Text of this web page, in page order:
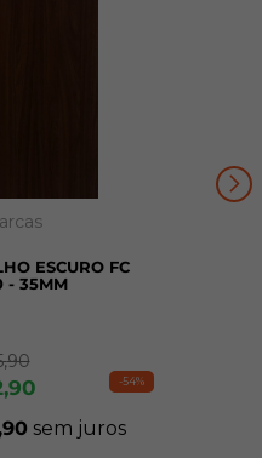
-54%
ESCURO FC
- 35MM
,90
,90
90 sem juros